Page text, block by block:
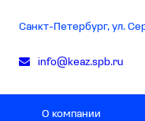
Санкт-Петербург, ул.
info@keaz.spb.ru
О компании